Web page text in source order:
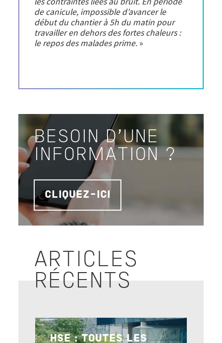
de canicule, impossible d’avancer le
début du chantier à 5h du matin pour
travailler en dehors des fortes chaleurs :
le repos des malades prime. »
BESOIN D'UNE
INFORMATION ?
CLIQUEZ-ICI
ARTICLES
RÉCENTS
Image
HSE : TOUTES LES